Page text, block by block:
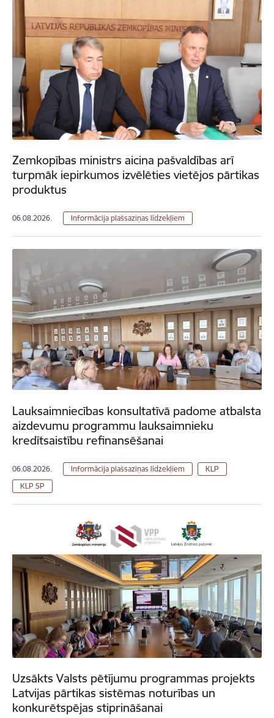
Zemkopības ministrs aicina pašvaldības arī
turpmāk iepirkumos izvēlēties vietējos pārtikas
produktus
06.08.2026. Informācija plašsaziņas līdzekļiem
Lauksaimniecības konsultatīvā padome atbalsta
aizdevumu programmu lauksaimnieku
kredītsaistību refinansēšanai
06.08.2026. Informācija plašsaziņas līdzekļiem
KLP
KLP SP
Uzsākts Valsts pētījumu programmas projekts
Latvijas pārtikas sistēmas noturības un
konkurētspējas stiprināšanai